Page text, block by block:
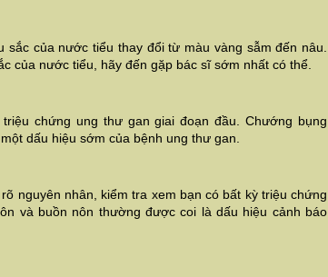
của nước tiểu thay đổi từ màu vàng sẫm đến nâu.
của nước tiểu, hãy đến gặp bác sĩ sớm nhất có thể.
chứng ung thư gan giai đoạn đầu. Chướng bụng
dấu hiệu sớm của bệnh ung thư gan.
nguyên nhân, kiểm tra xem bạn có bất kỳ triệu chứng
và buồn nôn thường được coi là dấu hiệu cảnh báo